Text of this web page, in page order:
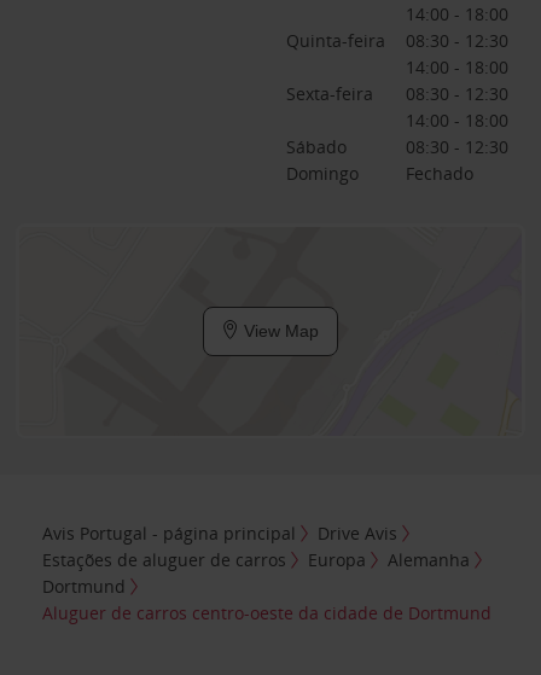
14:00 - 18:00
Quinta-feira
08:30 - 12:30
14:00 - 18:00
Sexta-feira
08:30 - 12:30
14:00 - 18:00
Sábado
08:30 - 12:30
Domingo
Fechado
View Map
Avis Portugal - página principal
Drive Avis
Estações de aluguer de carros
Europa
Alemanha
Dortmund
Aluguer de carros centro-oeste da cidade de Dortmund